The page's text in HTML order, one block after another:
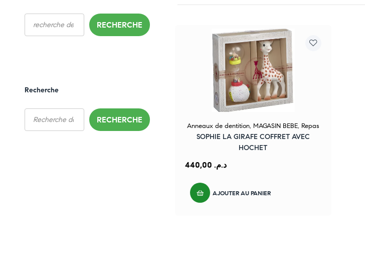
Anneaux de dentition, MAGASIN BEBE, Repas
SOPHIE LA GIRAFE COFFRET AVEC
HOCHET
د.م.
AJOUTER AU PANIER
RECHERCHE
Recherche
RECHERCHE